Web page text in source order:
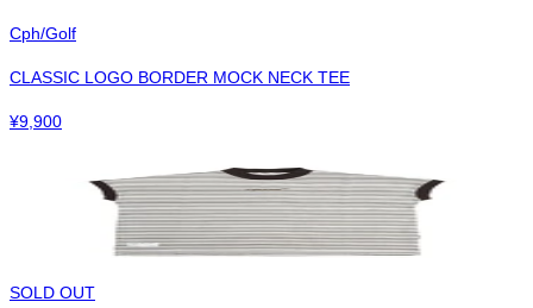
Cph/Golf
CLASSIC LOGO BORDER MOCK NECK TEE
¥9,900
SOLD OUT